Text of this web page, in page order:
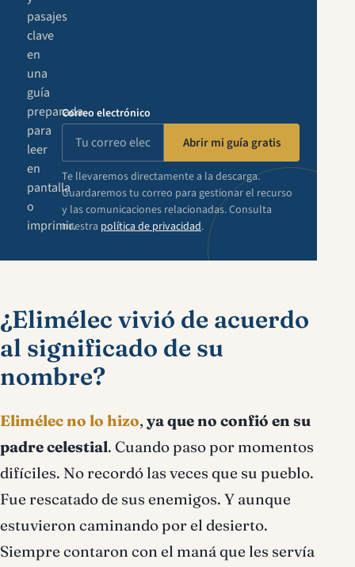
pasajes
clave
en
una
guía
preparada
para
leer
en
pantalla
o
imprimir.
Correo electrónico
Abrir mi guía gratis
Te llevaremos directamente a la descarga.
Guardaremos tu correo para gestionar el recurso
y las comunicaciones relacionadas. Consulta
nuestra política de privacidad.
¿Elimélec vivió de acuerdo
al significado de su
nombre?
Elimélec no lo hizo, ya que no confió en su
padre celestial. Cuando paso por momentos
difíciles. No recordó las veces que su pueblo.
Fue rescatado de sus enemigos. Y aunque
estuvieron caminando por el desierto.
Siempre contaron con el maná que les servía